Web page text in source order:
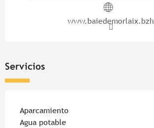
www.baiedemorlaix.bzh
Servicios
Aparcamiento
Agua potable